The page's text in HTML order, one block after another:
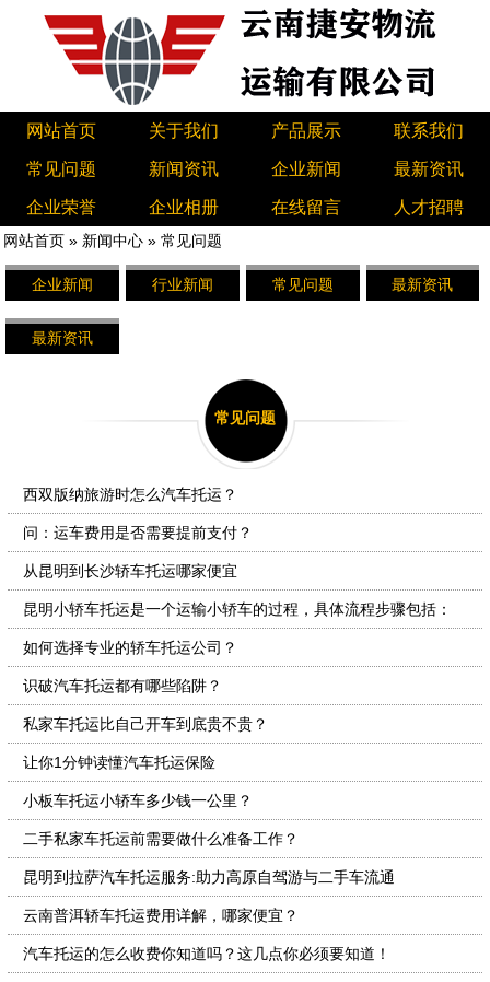
网站首页 关于我们 产品展示 联系我们
常见问题 新闻资讯 企业新闻 最新资讯
企业荣誉 企业相册 在线留言 人才招聘
网站首页 » 新闻中心 » 常见问题
企业新闻 行业新闻 常见问题 最新资讯
最新资讯
常见问题
西双版纳旅游时怎么汽车托运？
问：运车费用是否需要提前支付？
从昆明到长沙轿车托运哪家便宜
昆明小轿车托运是一个运输小轿车的过程，具体流程步骤包括：
如何选择专业的轿车托运公司？
识破汽车托运都有哪些陷阱？ ​
私家车托运比自己开车到底贵不贵？
让你1分钟读懂汽车托运保险
小板车托运小轿车多少钱一公里？
二手私家车托运前需要做什么准备工作？
昆明到拉萨汽车托运服务:助力高原自驾游与二手车流通
云南普洱轿车托运费用详解，哪家便宜？
汽车托运的怎么收费你知道吗？这几点你必须要知道！